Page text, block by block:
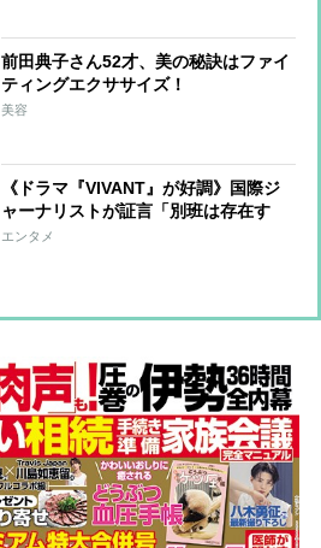
前田典子さん52才、美の秘訣はファイ
ティングエクササイズ！
美容
《ドラマ『VIVANT』が好調》国際ジ
ャーナリストが証言「別班は存在す
る」 金大中氏拉致事件に関与した元
エンタメ